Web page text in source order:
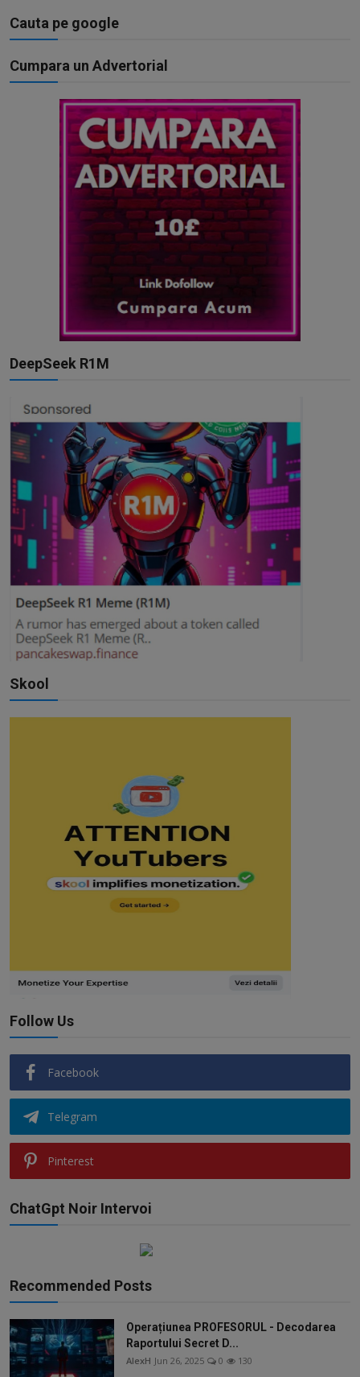
Cauta pe google
Cumpara un Advertorial
DeepSeek R1M
Skool
Follow Us
Facebook
Telegram
Pinterest
ChatGpt Noir Intervoi
Recommended Posts
Operațiunea PROFESORUL - Decodarea
Raportului Secret D...
AlexH Jun 26, 2025 0 130